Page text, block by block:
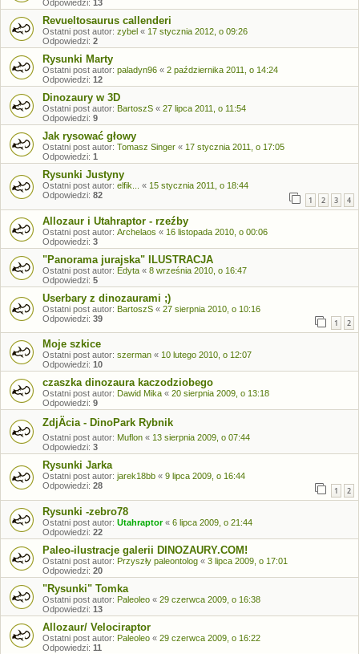
Odpowiedzi: 13
Revueltosaurus callenderi
Ostatni post autor: zybel « 17 stycznia 2012, o 09:26
Odpowiedzi: 2
Rysunki Marty
Ostatni post autor: paladyn96 « 2 października 2011, o 14:24
Odpowiedzi: 12
Dinozaury w 3D
Ostatni post autor: BartoszS « 27 lipca 2011, o 11:54
Odpowiedzi: 9
Jak rysować głowy
Ostatni post autor: Tomasz Singer « 17 stycznia 2011, o 17:05
Odpowiedzi: 1
Rysunki Justyny
Ostatni post autor: elfik... « 15 stycznia 2011, o 18:44
Odpowiedzi: 82 1 2 3 4
Allozaur i Utahraptor - rzeźby
Ostatni post autor: Archelaos « 16 listopada 2010, o 00:06
Odpowiedzi: 3
"Panorama jurajska" ILUSTRACJA
Ostatni post autor: Edyta « 8 września 2010, o 16:47
Odpowiedzi: 5
Userbary z dinozaurami ;)
Ostatni post autor: BartoszS « 27 sierpnia 2010, o 10:16
Odpowiedzi: 39 1 2
Moje szkice
Ostatni post autor: szerman « 10 lutego 2010, o 12:07
Odpowiedzi: 10
czaszka dinozaura kaczodziobego
Ostatni post autor: Dawid Mika « 20 sierpnia 2009, o 13:18
Odpowiedzi: 9
ZdjÄcia - DinoPark Rybnik
Ostatni post autor: Muflon « 13 sierpnia 2009, o 07:44
Odpowiedzi: 3
Rysunki Jarka
Ostatni post autor: jarek18bb « 9 lipca 2009, o 16:44
Odpowiedzi: 28 1 2
Rysunki -zebro78
Ostatni post autor: Utahraptor« 6 lipca 2009, o 21:44
Odpowiedzi: 22
Paleo-ilustracje galerii DINOZAURY.COM!
Ostatni post autor: Przyszły paleontolog « 3 lipca 2009, o 17:01
Odpowiedzi: 20
"Rysunki" Tomka
Ostatni post autor: Paleoleo « 29 czerwca 2009, o 16:38
Odpowiedzi: 13
Allozaur/ Velociraptor
Ostatni post autor: Paleoleo « 29 czerwca 2009, o 16:22
Odpowiedzi: 11